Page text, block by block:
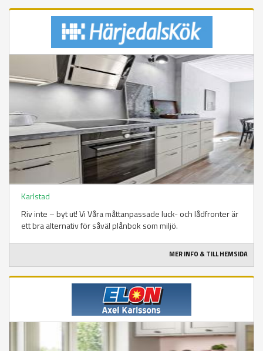
Karlstad
Riv inte – byt ut! Vi Våra måttanpassade luck- och lådfronter är
ett bra alternativ för såväl plånbok som miljö.
MER INFO & TILL HEMSIDA